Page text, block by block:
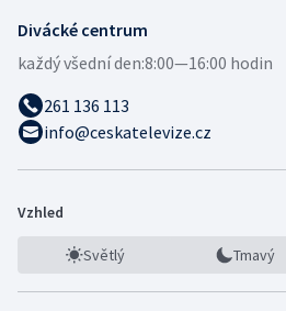
Divácké centrum
každý všední den:8:00—16:00 hodin
261 136 113
info@ceskatelevize.cz
Vzhled
Světlý Tmavý